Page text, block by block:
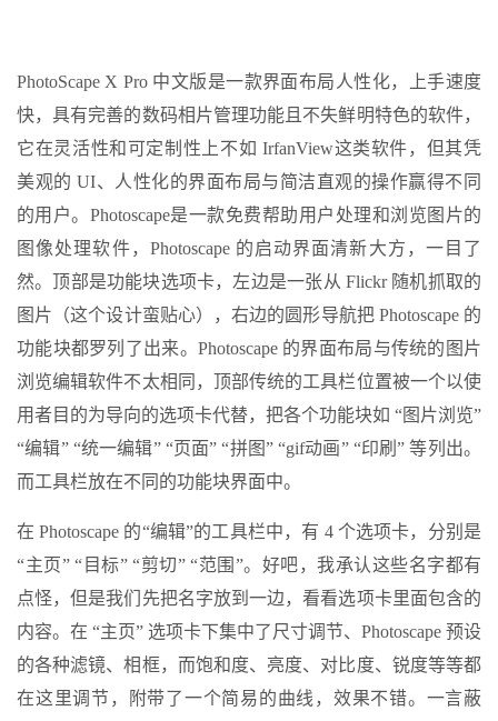
PhotoScape X Pro 中文版是一款界面布局人性化，上手速度
快，具有完善的数码相片管理功能且不失鲜明特色的软件，
它在灵活性和可定制性上不如 IrfanView这类软件，但其凭
美观的 UI、人性化的界面布局与简洁直观的操作赢得不同
的用户。Photoscape是一款免费帮助用户处理和浏览图片的
图像处理软件，Photoscape 的启动界面清新大方，一目了
然。顶部是功能块选项卡，左边是一张从 Flickr 随机抓取的
图片（这个设计蛮贴心），右边的圆形导航把 Photoscape 的
功能块都罗列了出来。Photoscape 的界面布局与传统的图片
浏览编辑软件不太相同，顶部传统的工具栏位置被一个以使
用者目的为导向的选项卡代替，把各个功能块如 “图片浏览”
“编辑” “统一编辑” “页面” “拼图” “gif动画” “印刷” 等列出。
而工具栏放在不同的功能块界面中。
在 Photoscape 的“编辑”的工具栏中，有 4 个选项卡，分别是
“主页” “目标” “剪切” “范围”。好吧，我承认这些名字都有
点怪，但是我们先把名字放到一边，看看选项卡里面包含的
内容。在 “主页” 选项卡下集中了尺寸调节、Photoscape 预设
的各种滤镜、相框，而饱和度、亮度、对比度、锐度等等都
在这里调节，附带了一个简易的曲线，效果不错。一言蔽